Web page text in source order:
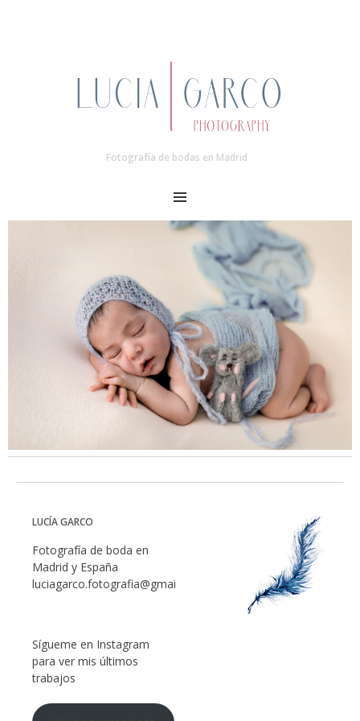
Fotografía de bodas en Madrid
MENU
LUCÍA GARCO
Fotografía de boda en
Madrid y España
luciagarco.fotografia@gmail.com
Sígueme en Instagram
para ver mis últimos
trabajos